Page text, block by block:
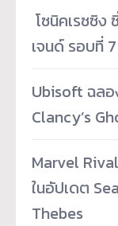
โซนิคเรซซิง
เจนด์ รอบที่ 7
Ubisoft ฉลอ
Clancy’s
Marvel
ในอัปเดต
Thebes